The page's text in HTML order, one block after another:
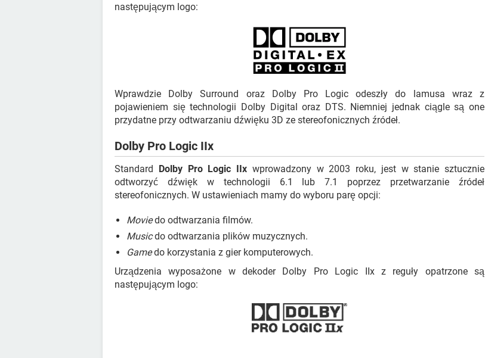
następującym logo:
Wprawdzie Dolby Surround oraz Dolby Pro Logic odeszły do lamusa wraz z
pojawieniem się technologii Dolby Digital oraz DTS. Niemniej jednak ciągle są one
przydatne przy odtwarzaniu dźwięku 3D ze stereofonicznych źródeł.
Dolby Pro Logic IIx
Standard Dolby Pro Logic IIx wprowadzony w 2003 roku, jest w stanie sztucznie
odtworzyć dźwięk w technologii 6.1 lub 7.1 poprzez przetwarzanie źródeł
stereofonicznych. W ustawieniach mamy do wyboru parę opcji:
Moviedo odtwarzania filmów.
Musicdo odtwarzania plików muzycznych.
Gamedo korzystania z gier komputerowych.
Urządzenia wyposażone w dekoder Dolby Pro Logic IIx z reguły opatrzone są
następującym logo: